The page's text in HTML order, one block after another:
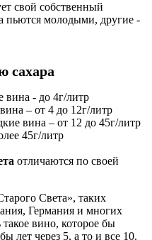
свой собственный
пьются молодыми, другие -
сахара
вина - до 4г/литр
– от 4 до 12г/литр
вина – от 12 до 45г/литр
45г/литр
отличаются по своей
Света», таких
Германия и многих
такое вино, которое бы
лет через 5, а то и все 10.